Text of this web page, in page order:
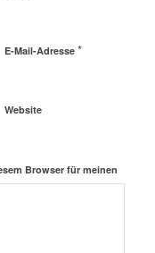
E-Mail-Adresse *
Website
Browser für meinen